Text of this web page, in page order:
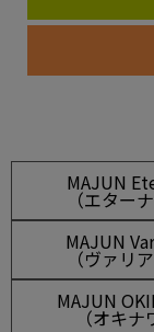
MAJUN
（エターナ
MAJUN
（ヴァリア
MAJUN
（オキナ